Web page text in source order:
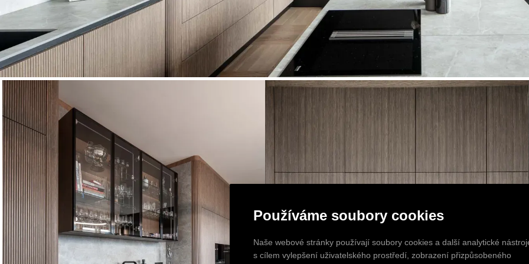
Používáme soubory cookies
Naše webové stránky používají soubory cookies a další analytické
s cílem vylepšení uživatelského prostředí, zobrazení přizpůsobeného